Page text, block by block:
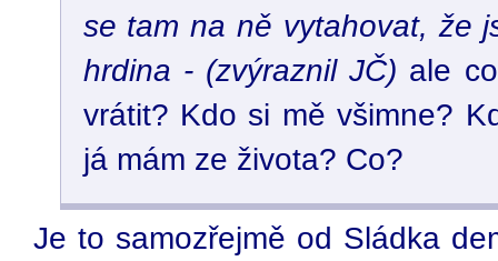
se tam na ně vytahovat, že
hrdina - (zvýraznil JČ) ale
vrátit? Kdo si mě všimne?
já mám ze života? Co?
Je to samozřejmě od Sládka